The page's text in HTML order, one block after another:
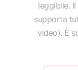
leggibile.
supporta
video). È